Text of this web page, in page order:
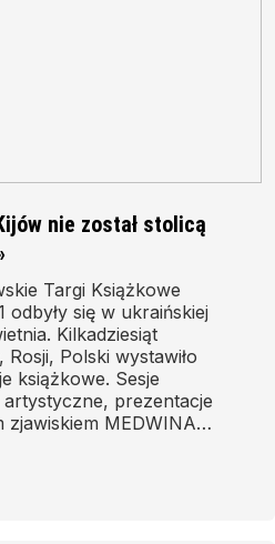
nie został stolicą
Targi Książkowe
odbyły się w ukraińskiej
Kilkadziesiąt
Polski wystawiło
książkowe. Sesje
prezentacje
zjawiskiem MEDWINA
lat z rzędu – WJ).